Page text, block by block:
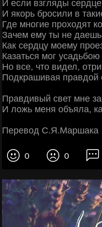
И если взгляды
И якорь бросили в
Где многие проходят
Зачем ему ты не
Как сердцу моему
Казаться мог
Но все, что видел,
Подкрашивая правдой
Правдивый свет мне
И ложь меня объяла,
Перевод С.Я.Маршака
0 0